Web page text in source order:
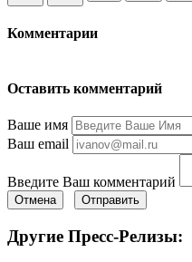
Комментарии
Оставить комментарий
Ваше имя
Ваш email
Введите Ваш комментарий
Отмена Отправить
Другие Пресс-Релизы: